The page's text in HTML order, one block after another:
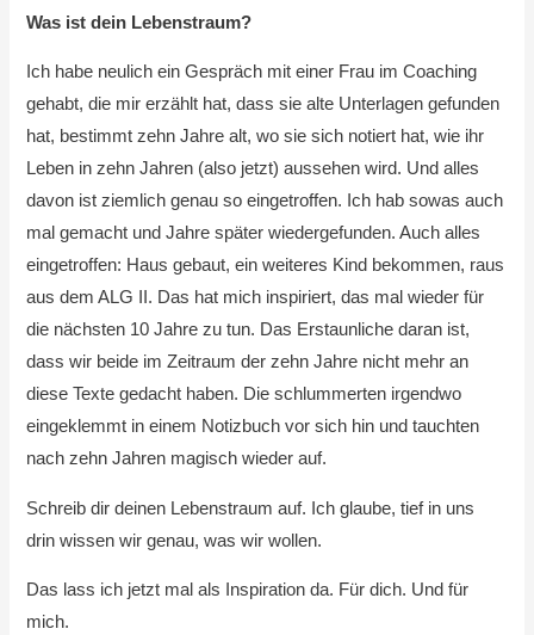
Was ist dein Lebenstraum?
Ich habe neulich ein Gespräch mit einer Frau im Coaching
gehabt, die mir erzählt hat, dass sie alte Unterlagen gefunden
hat, bestimmt zehn Jahre alt, wo sie sich notiert hat, wie ihr
Leben in zehn Jahren (also jetzt) aussehen wird. Und alles
davon ist ziemlich genau so eingetroffen. Ich hab sowas auch
mal gemacht und Jahre später wiedergefunden. Auch alles
eingetroffen: Haus gebaut, ein weiteres Kind bekommen, raus
aus dem ALG II. Das hat mich inspiriert, das mal wieder für
die nächsten 10 Jahre zu tun. Das Erstaunliche daran ist,
dass wir beide im Zeitraum der zehn Jahre nicht mehr an
diese Texte gedacht haben. Die schlummerten irgendwo
eingeklemmt in einem Notizbuch vor sich hin und tauchten
nach zehn Jahren magisch wieder auf.
Schreib dir deinen Lebenstraum auf. Ich glaube, tief in uns
drin wissen wir genau, was wir wollen.
Das lass ich jetzt mal als Inspiration da. Für dich. Und für
mich.